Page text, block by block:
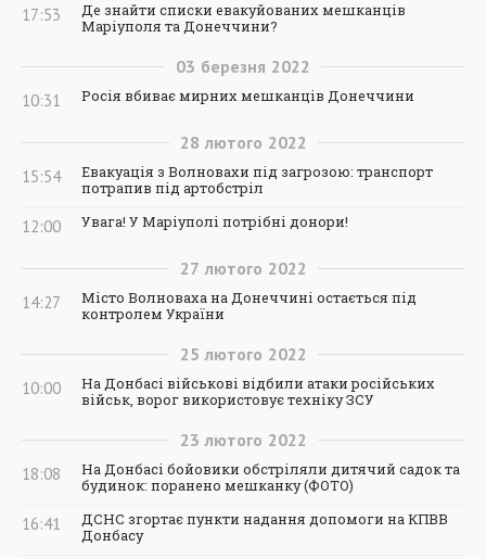
17:53
Де знайти списки евакуйованих мешканців
Маріуполя та Донеччини?
03 березня 2022
10:31 Росія вбиває мирних мешканців Донеччини
28 лютого 2022
15:54
Евакуація з Волновахи під загрозою: транспорт
потрапив під артобстріл
12:00 Увага! У Маріуполі потрібні донори!
27 лютого 2022
14:27
Місто Волноваха на Донеччині остається під
контролем України
25 лютого 2022
10:00
На Донбасі військові відбили атаки російських
військ, ворог використовує техніку ЗСУ
23 лютого 2022
18:08
На Донбасі бойовики обстріляли дитячий садок та
будинок: поранено мешканку (ФОТО)
16:41
ДСНС згортає пункти надання допомоги на КПВВ
Донбасу